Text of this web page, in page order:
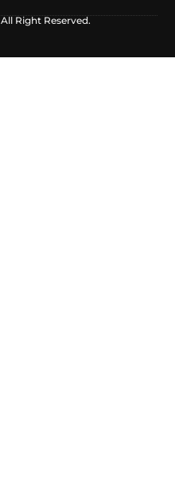
All Right Reserved.